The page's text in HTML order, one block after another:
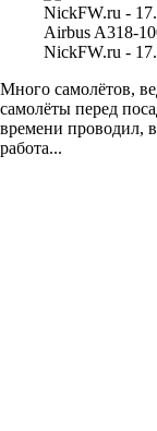
Airbus A318-
NickFW.ru -
Много самолётов,
самолёты перед
времени проводил,
работа...